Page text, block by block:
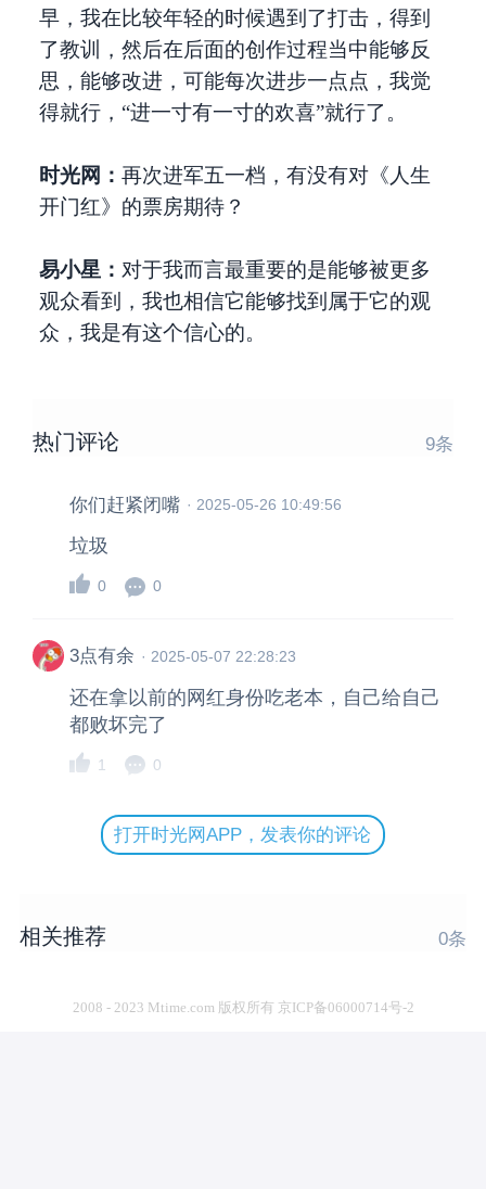
早，我在比较年轻的时候遇到了打击，得到
了教训，然后在后面的创作过程当中能够反
思，能够改进，可能每次进步一点点，我觉
得就行，“进一寸有一寸的欢喜”就行了。
时光网： 再次进军五一档，有没有对《人生
开门红》的票房期待？
易小星： 对于我而言最重要的是能够被更多
观众看到，我也相信它能够找到属于它的观
众，我是有这个信心的。
热门评论 9条
你们赶紧闭嘴 · 2025-05-26 10:49:56
垃圾
0 0
3点有余 · 2025-05-07 22:28:23
还在拿以前的网红身份吃老本，自己给自己
都败坏完了
1 0
打开时光网APP，发表你的评论
相关推荐 0条
2008 - 2023 Mtime.com 版权所有 京ICP备06000714号-2